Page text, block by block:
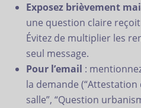
Exposez brièvement
une question claire
Évitez de multiplier les
seul message.
Pour l’email :
la demande (“Attestation
salle”, “Question